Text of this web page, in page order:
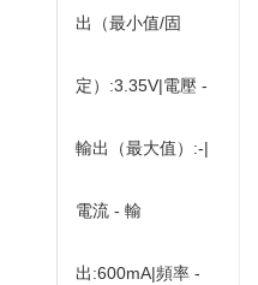
出（最小值/固
定）:3.35V|電壓 -
輸出（最大值）:-|
電流 - 輸
出:600mA|頻率 -